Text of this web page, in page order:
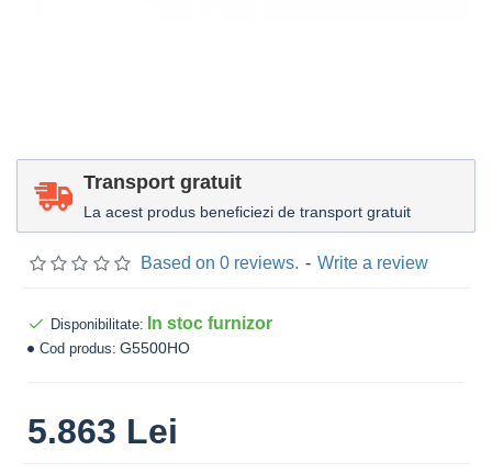
Transport gratuit
La acest produs beneficiezi de transport gratuit
Based on 0 reviews. - Write a review
5.863 Lei
Disponibilitate: In stoc furnizor
Cod produs: G5500HO